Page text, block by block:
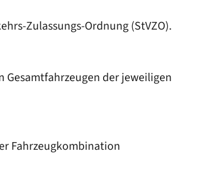
Zulassungs-Ordnung (StVZO).
Gesamtfahrzeugen der jeweiligen
Fahrzeugkombination